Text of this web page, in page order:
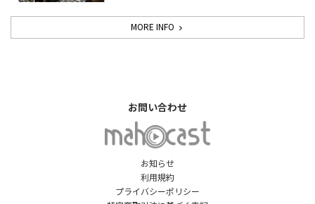
MORE INFO
お知らせ
利用規約
プライバシーポリシー
お問い合わせ